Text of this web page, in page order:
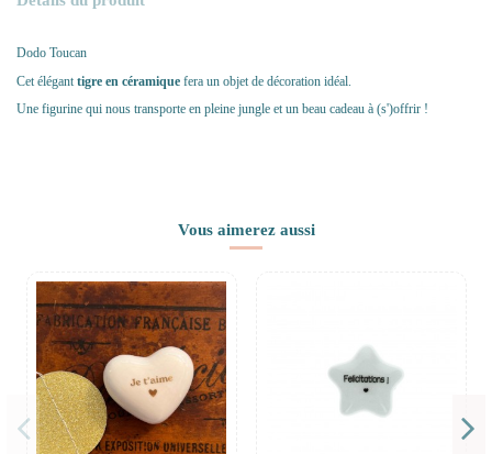
Dodo Toucan
Cet élégant tigre en céramique fera un objet de décoration idéal.
Une figurine qui nous transporte en pleine jungle et un beau cadeau à (s')offrir !
Vous aimerez aussi